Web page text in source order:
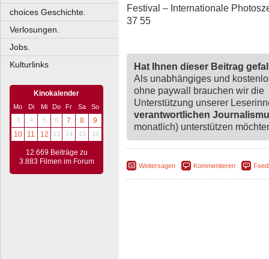
choices Geschichte.
Verlosungen.
Jobs.
Kulturlinks
Kinokalender
Mo Di Mi Do Fr Sa
So
3
4 5 6 7 8
9
10
11 12 13 14 15 16
12.669 Beiträge zu
3.883 Filmen im Forum
Festival – Internationale
37 55
Hat Ihnen dieser Beitrag
Als unabhängiges und
ohne paywall brauchen wir die
Unterstützung unserer
verantwortlichen
monatlich) unterstützen
Weitersagen Kommentieren